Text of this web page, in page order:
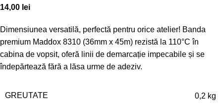
14,00 lei
Dimensiunea versatilă, perfectă pentru orice atelier! Banda
premium Maddox 8310 (36mm x 45m) rezistă la 110°C în
cabina de vopsit, oferă linii de demarcație impecabile și se
îndepărtează fără a lăsa urme de adeziv.
GREUTATE 0,2 kg